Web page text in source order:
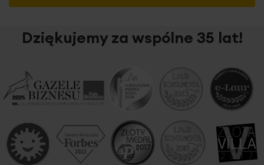
Dziękujemy za wspólne 35 lat!